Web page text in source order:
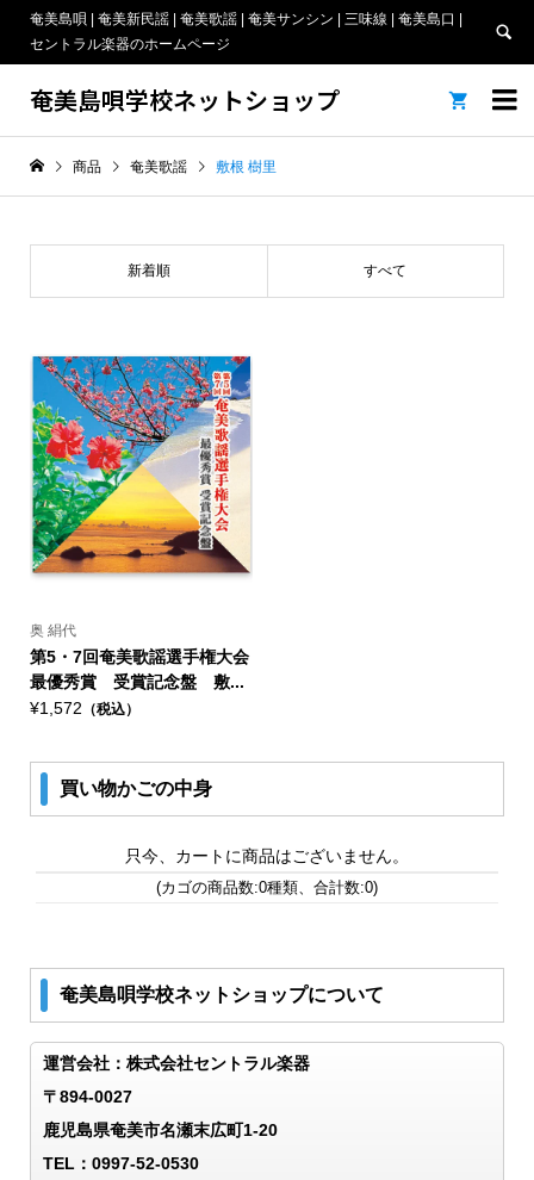
奄美島唄 | 奄美新民謡 | 奄美歌謡 | 奄美サンシン | 三味線 | 奄美島口 |
セントラル楽器のホームページ

奄美島唄学校ネットショップ 
商品 奄美歌謡 敷根 樹里
新着順 すべて
奥 絹代
第5・7回奄美歌謡選手権大会
最優秀賞 受賞記念盤 敷...
¥1,572 （税込）
買い物かごの中身
只今、カートに商品はございません。
(カゴの商品数:0種類、合計数:0)
奄美島唄学校ネットショップについて
運営会社：株式会社セントラル楽器
〒894-0027
鹿児島県奄美市名瀬末広町1-20
TEL：0997-52-0530